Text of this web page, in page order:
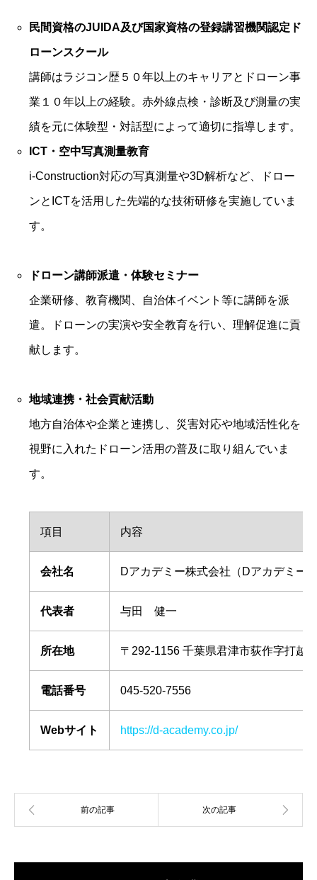
民間資格のJUIDA及び国家資格の登録講習機関認定ド
ローンスクール
講師はラジコン歴５０年以上のキャリアとドローン事
業１０年以上の経験。赤外線点検・診断及び測量の実
績を元に体験型・対話型によって適切に指導します。
ICT・空中写真測量教育
i-Construction対応の写真測量や3D解析など、ドロー
ンとICTを活用した先端的な技術研修を実施していま
す。
ドローン講師派遣・体験セミナー
企業研修、教育機関、自治体イベント等に講師を派
遣。ドローンの実演や安全教育を行い、理解促進に貢
献します。
地域連携・社会貢献活動
地方自治体や企業と連携し、災害対応や地域活性化を
視野に入れたドローン活用の普及に取り組んでいま
す。
項目 内容
会社名 Dアカデミー株式会社（Dアカデミー
代表者 与田 健一
所在地 〒292‑1156 千葉県君津市荻作字打越
電話番号 045-520-7556
Webサイト https://d-academy.co.jp/